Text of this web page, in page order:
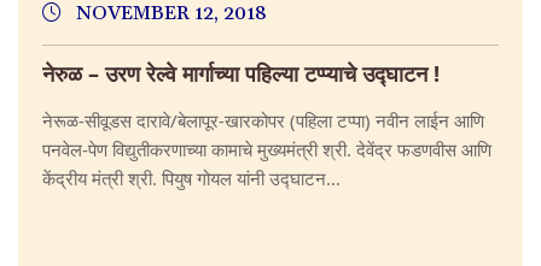
NOVEMBER 12, 2018
नेरुळ – उरण रेल्वे मार्गाच्या पहिल्या टप्प्याचे उद्घाटन !
नेरूळ-सीवूडस दारावे/बेलापूर-खारकोपर (पहिला टप्पा) नवीन लाईन आणि
पनवेल-पेण विद्युतीकरणाच्या कामाचे मुख्यमंत्री श्री. देवेंद्र फडणवीस आणि
केंद्रीय मंत्री श्री. पियुष गोयल यांनी उद्घाटन...